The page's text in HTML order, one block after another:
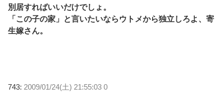
別居すればいいだけでしょ。
「この子の家」と言いたいならウトメから独立しろよ、寄
生嫁さん。
743: 2009/01/24(土) 21:55:03 0